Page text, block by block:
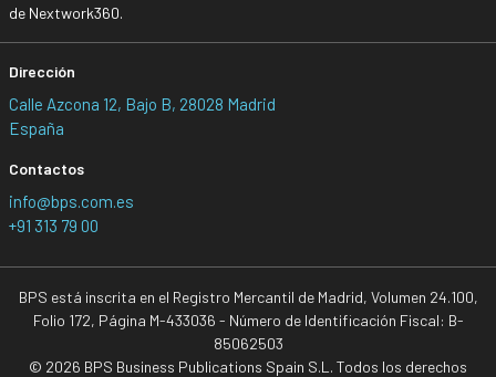
de Nextwork360.
Dirección
Calle Azcona 12, Bajo B, 28028 Madrid
España
Contactos
info@bps.com.es
+91 313 79 00
BPS está inscrita en el Registro Mercantil de Madrid, Volumen 24.100,
Folio 172, Página M-433036 - Número de Identificación Fiscal: B-
85062503
© 2026 BPS Business Publications Spain S.L. Todos los derechos